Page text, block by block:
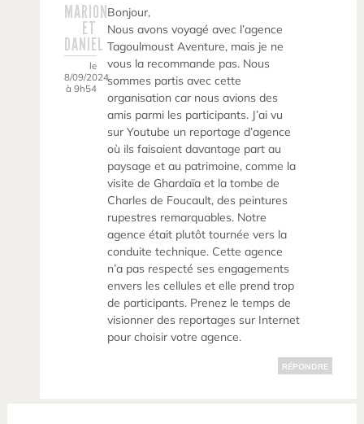
MARION
ET
DANIEL
le
8/09/2024
à 9h54
Bonjour,
Nous avons voyagé avec l’agence
Tagoulmoust Aventure, mais je ne
vous la recommande pas. Nous
sommes partis avec cette
organisation car nous avions des
amis parmi les participants. J’ai vu
sur Youtube un reportage d’agence
où ils faisaient davantage part au
paysage et au patrimoine, comme la
visite de Ghardaïa et la tombe de
Charles de Foucault, des peintures
rupestres remarquables. Notre
agence était plutôt tournée vers la
conduite technique. Cette agence
n’a pas respecté ses engagements
envers les cellules et elle prend trop
de participants. Prenez le temps de
visionner des reportages sur Internet
pour choisir votre agence.
RÉPONDRE